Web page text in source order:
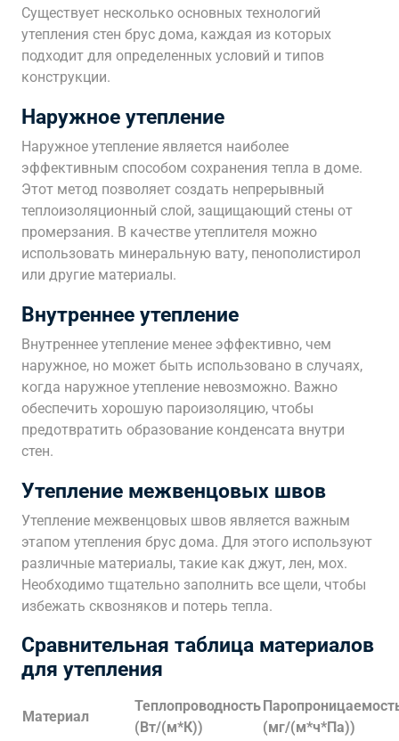
Существует несколько основных технологий
утепления стен брус дома, каждая из которых
подходит для определенных условий и типов
конструкции.
Наружное утепление
Наружное утепление является наиболее
эффективным способом сохранения тепла в доме.
Этот метод позволяет создать непрерывный
теплоизоляционный слой, защищающий стены от
промерзания. В качестве утеплителя можно
использовать минеральную вату, пенополистирол
или другие материалы.
Внутреннее утепление
Внутреннее утепление менее эффективно, чем
наружное, но может быть использовано в случаях,
когда наружное утепление невозможно. Важно
обеспечить хорошую пароизоляцию, чтобы
предотвратить образование конденсата внутри
стен.
Утепление межвенцовых швов
Утепление межвенцовых швов является важным
этапом утепления брус дома. Для этого используют
различные материалы, такие как джут, лен, мох.
Необходимо тщательно заполнить все щели, чтобы
избежать сквозняков и потерь тепла.
Сравнительная таблица материалов
для утепления
Материал
Теплопроводность
(Вт/(м*К))
(мг/(м*ч*Па))